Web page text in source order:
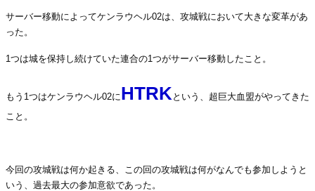
サーバー移動によってケンラウヘル02は、攻城戦において大きな変革があ
った。
1つは城を保持し続けていた連合の1つがサーバー移動したこと。
もう1つはケンラウヘル02にHTRK という、超巨大血盟がやってきた
こと。
今回の攻城戦は何か起きる、この回の攻城戦は何がなんでも参加しようと
いう、過去最大の参加意欲であった。